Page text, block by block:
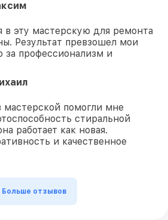
в эту мастерскую для ремонта
Результат превзошел мои
за профессионализм и
помогли мне
стиральной
работает как новая.
и качественное
Больше отзывов